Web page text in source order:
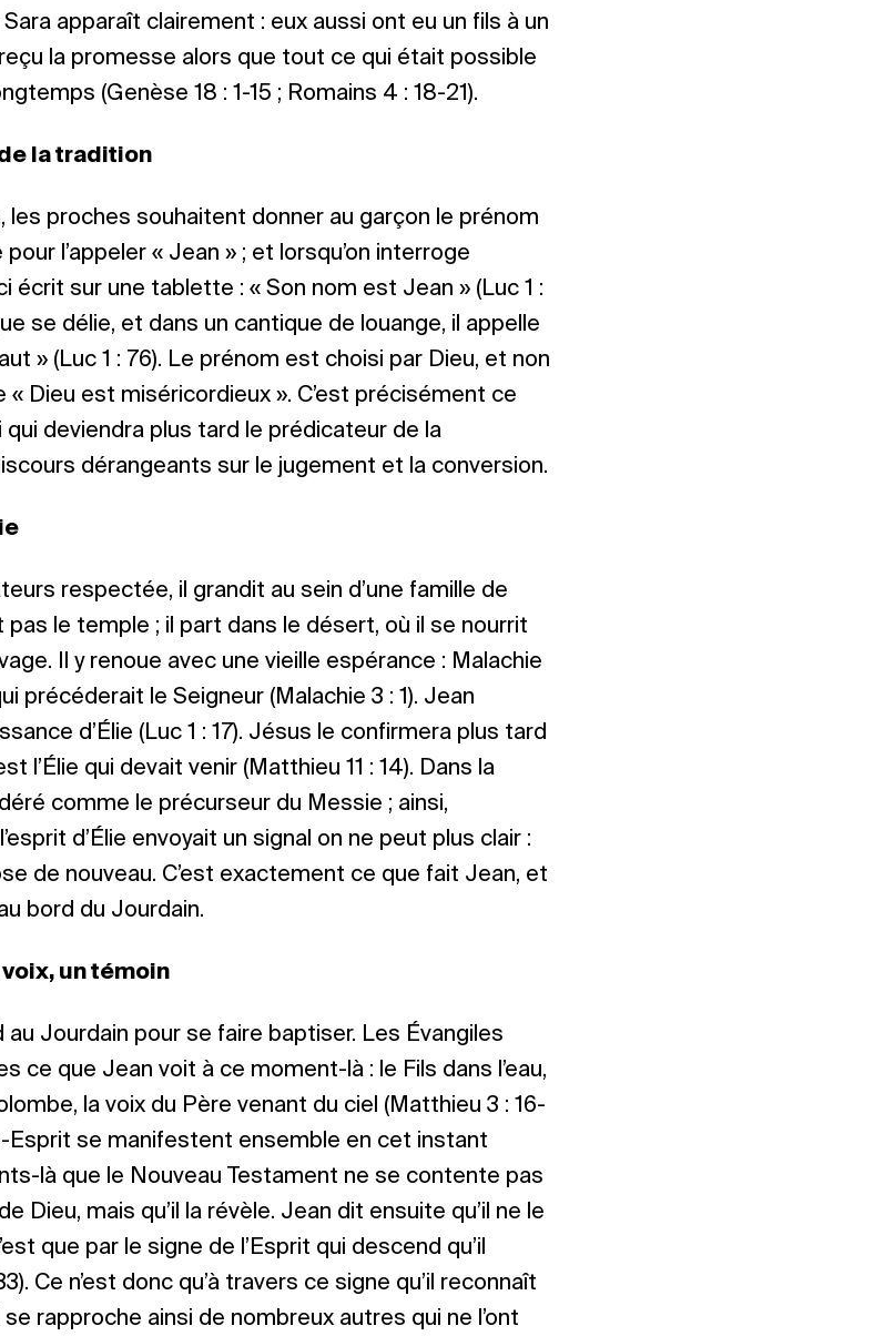
apparaît clairement : eux aussi ont eu un fils à un
la promesse alors que tout ce qui était possible
(Genèse 18 : 1-15 ; Romains 4 : 18-21).
de la tradition
les proches souhaitent donner au garçon le prénom
l’appeler « Jean » ; et lorsqu’on interroge
écrit sur une tablette : « Son nom est Jean » (Luc 1 :
se délie, et dans un cantique de louange, il appelle
» (Luc 1 : 76). Le prénom est choisi par Dieu, et non
« Dieu est miséricordieux ». C’est précisément ce
deviendra plus tard le prédicateur de la
dérangeants sur le jugement et la conversion.
respectée, il grandit au sein d’une famille de
le temple ; il part dans le désert, où il se nourrit
Il y renoue avec une vieille espérance : Malachie
précéderait le Seigneur (Malachie 3 : 1). Jean
d’Élie (Luc 1 : 17). Jésus le confirmera plus tard
l’Élie qui devait venir (Matthieu 11 : 14). Dans la
comme le précurseur du Messie ; ainsi,
d’Élie envoyait un signal on ne peut plus clair :
de nouveau. C’est exactement ce que fait Jean, et
bord du Jourdain.
un témoin
Jourdain pour se faire baptiser. Les Évangiles
ce que Jean voit à ce moment-là : le Fils dans l’eau,
la voix du Père venant du ciel (Matthieu 3 : 16-
Esprit se manifestent ensemble en cet instant
là que le Nouveau Testament ne se contente pas
Dieu, mais qu’il la révèle. Jean dit ensuite qu’il ne le
que par le signe de l’Esprit qui descend qu’il
Ce n’est donc qu’à travers ce signe qu’il reconnaît
rapproche ainsi de nombreux autres qui ne l’ont